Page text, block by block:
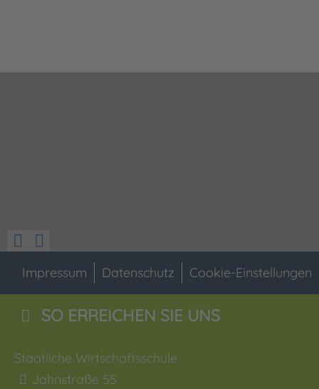
Impressum Datenschutz Cookie-Einstellungen
SO ERREICHEN SIE UNS
Staatliche Wirtschaftsschule
Jahnstraße 55